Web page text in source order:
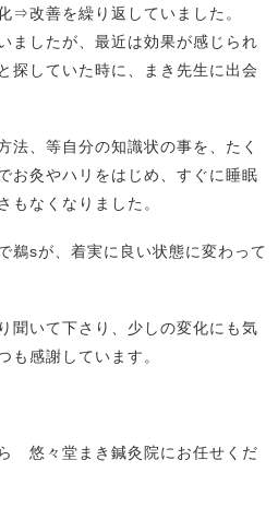
⇒改善を繰り返していました。
ましたが、最近は効果が感じられ
探していた時に、まき先生に出会
法、等自分の知識状の事を、たく
お灸やハリをはじめ、すぐに睡眠
もなくなりました。
鵜sが、着実に良い状態に変わって
聞いて下さり、少しの変化にも気
も感謝しています。
悠々堂まき鍼灸院にお任せくだ